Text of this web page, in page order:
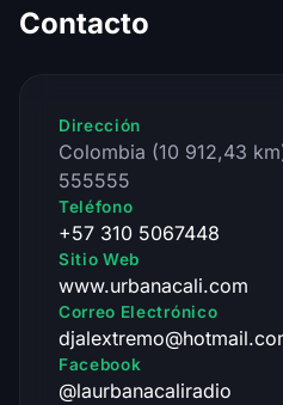
Contacto
Dirección
Colombia (10 912,43
555555
Teléfono
+57 310 5067448
Sitio Web
www.urbanacali.com
Correo Electrónico
Facebook
@laurbanacaliradio